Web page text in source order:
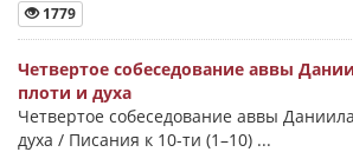
1779
Четвертое собеседование аввы
плоти и духа
Четвертое собеседование аввы
духа / Писания к 10-ти (1–10) ...